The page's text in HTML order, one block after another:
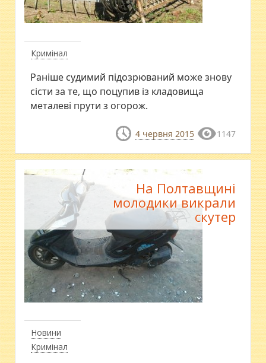
Кримінал
Раніше судимий підозрюваний може знову
сісти за те, що поцупив із кладовища
металеві прути з огорож.
4 червня 2015 1147
Новини
Кримінал
На Полтавщині
молодики викрали
скутер